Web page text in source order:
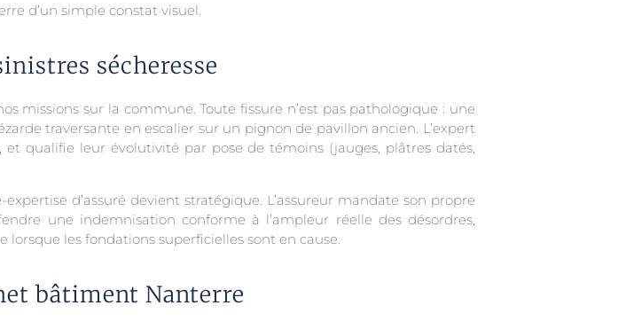
d’un simple constat visuel.
sécheresse
missions sur la commune. Toute fissure n’est pas pathologique : une
traversante en escalier sur un pignon de pavillon ancien. L’expert
et qualifie leur évolutivité par pose de témoins (jauges, plâtres datés,
d’assuré devient stratégique. L’assureur mandate son propre
une indemnisation conforme à l’ampleur réelle des désordres,
les fondations superficielles sont en cause.
bâtiment Nanterre